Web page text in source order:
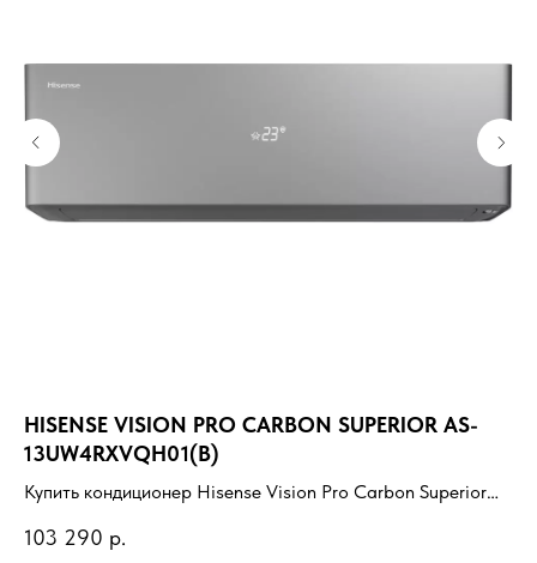
HISENSE VISION PRO CARBON SUPERIOR AS-
13UW4RXVQH01(B)
Купить кондиционер Hisense Vision Pro Carbon Superior
под помещение, доставка, профессиональный монтаж и
103 290 р.